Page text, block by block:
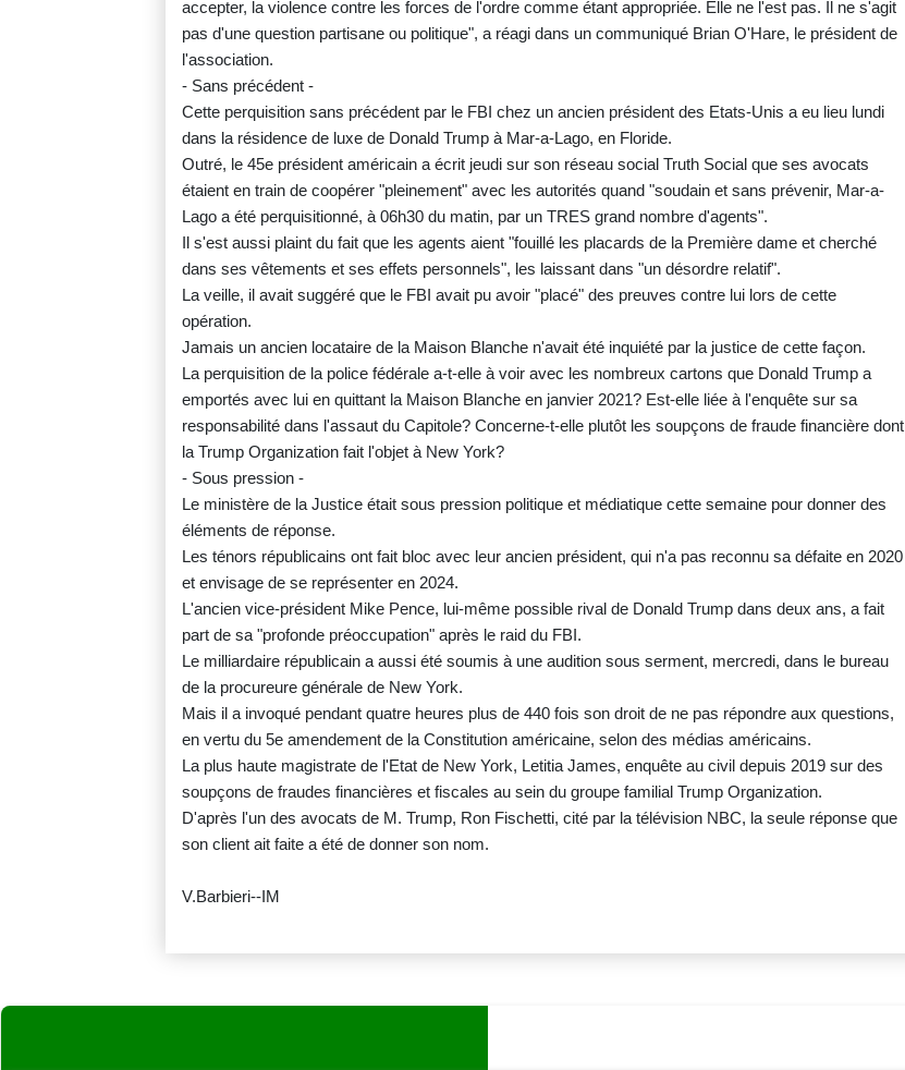
accepter, la violence contre les forces de l'ordre comme étant appropriée. Elle ne l'est pas. Il ne s'agit
pas d'une question partisane ou politique", a réagi dans un communiqué Brian O'Hare, le président de
l'association.
- Sans précédent -
Cette perquisition sans précédent par le FBI chez un ancien président des Etats-Unis a eu lieu lundi
dans la résidence de luxe de Donald Trump à Mar-a-Lago, en Floride.
Outré, le 45e président américain a écrit jeudi sur son réseau social Truth Social que ses avocats
étaient en train de coopérer "pleinement" avec les autorités quand "soudain et sans prévenir, Mar-a-
Lago a été perquisitionné, à 06h30 du matin, par un TRES grand nombre d'agents".
Il s'est aussi plaint du fait que les agents aient "fouillé les placards de la Première dame et cherché
dans ses vêtements et ses effets personnels", les laissant dans "un désordre relatif".
La veille, il avait suggéré que le FBI avait pu avoir "placé" des preuves contre lui lors de cette
opération.
Jamais un ancien locataire de la Maison Blanche n'avait été inquiété par la justice de cette façon.
La perquisition de la police fédérale a-t-elle à voir avec les nombreux cartons que Donald Trump a
emportés avec lui en quittant la Maison Blanche en janvier 2021? Est-elle liée à l'enquête sur sa
responsabilité dans l'assaut du Capitole? Concerne-t-elle plutôt les soupçons de fraude financière dont
la Trump Organization fait l'objet à New York?
- Sous pression -
Le ministère de la Justice était sous pression politique et médiatique cette semaine pour donner des
éléments de réponse.
Les ténors républicains ont fait bloc avec leur ancien président, qui n'a pas reconnu sa défaite en 2020
et envisage de se représenter en 2024.
L'ancien vice-président Mike Pence, lui-même possible rival de Donald Trump dans deux ans, a fait
part de sa "profonde préoccupation" après le raid du FBI.
Le milliardaire républicain a aussi été soumis à une audition sous serment, mercredi, dans le bureau
de la procureure générale de New York.
Mais il a invoqué pendant quatre heures plus de 440 fois son droit de ne pas répondre aux questions,
en vertu du 5e amendement de la Constitution américaine, selon des médias américains.
La plus haute magistrate de l'Etat de New York, Letitia James, enquête au civil depuis 2019 sur des
soupçons de fraudes financières et fiscales au sein du groupe familial Trump Organization.
D'après l'un des avocats de M. Trump, Ron Fischetti, cité par la télévision NBC, la seule réponse que
son client ait faite a été de donner son nom.
V.Barbieri--IM